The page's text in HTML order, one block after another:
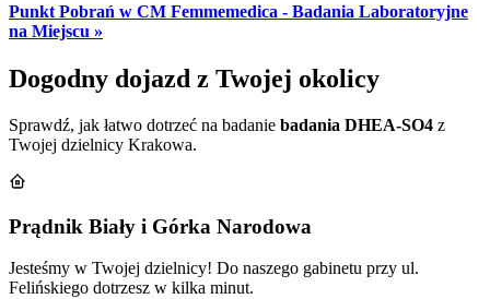
Punkt Pobrań w CM Femmemedica - Badania Laboratoryjne
na Miejscu »
Dogodny dojazd z Twojej okolicy
Sprawdź, jak łatwo dotrzeć na badanie badania DHEA-SO4 z
Twojej dzielnicy Krakowa.
Prądnik Biały i Górka Narodowa
Jesteśmy w Twojej dzielnicy! Do naszego gabinetu przy ul.
Felińskiego dotrzesz w kilka minut.